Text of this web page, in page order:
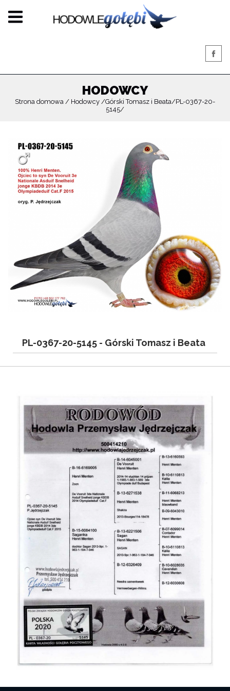
HODOWCY
Strona domowa Hodowcy Górski Tomasz i Beata PL-0367-20-
5145
PL-0367-20-5145 - Górski Tomasz i Beata